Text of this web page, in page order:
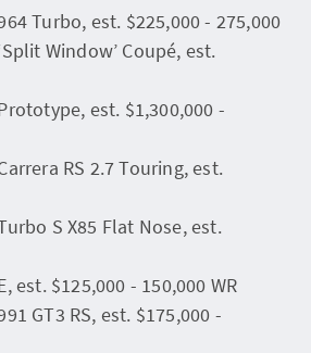
Turbo, est. $225,000 - 275,000
Window’ Coupé, est.
est. $1,300,000 -
RS 2.7 Touring, est.
S X85 Flat Nose, est.
est. $125,000 - 150,000 WR
GT3 RS, est. $175,000 -